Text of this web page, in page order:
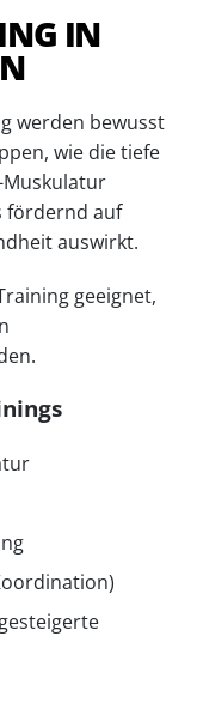
IN
werden bewusst
wie die tiefe
Muskulatur
fördernd auf
auswirkt.
geeignet,